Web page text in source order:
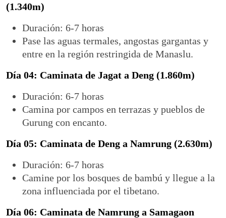
(1.340m)
Duración: 6-7 horas
Pase las aguas termales, angostas gargantas y
entre en la región restringida de Manaslu.
Día 04: Caminata de Jagat a Deng (1.860m)
Duración: 6-7 horas
Camina por campos en terrazas y pueblos de
Gurung con encanto.
Día 05: Caminata de Deng a Namrung (2.630m)
Duración: 6-7 horas
Camine por los bosques de bambú y llegue a la
zona influenciada por el tibetano.
Día 06: Caminata de Namrung a Samagaon